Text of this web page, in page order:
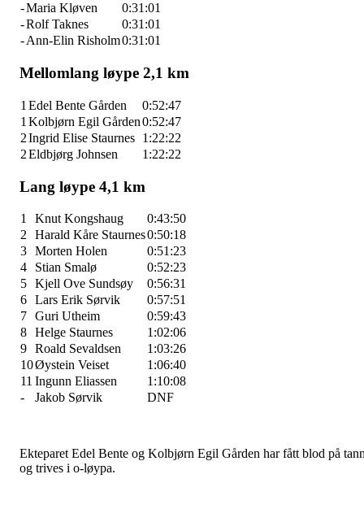
-Maria Kløven
0:31:01
-Rolf Taknes
0:31:01
-Ann-Elin Risholm0:31:01
Mellomlang løype 2,1 km
1 Edel Bente Gården
0:52:47
1 Kolbjørn Egil Gården0:52:47
2Ingrid Elise Staurnes 1:22:22
2Eldbjørg Johnsen 1:22:22
Lang løype 4,1 km
1 Knut Kongshaug
0:43:50
2
Harald Kåre Staurnes0:50:18
3 Morten Holen
0:51:23
4
Stian Smalø
0:52:23
5 Kjell Ove Sundsøy
0:56:31
6 Lars Erik Sørvik
0:57:51
7 Guri Utheim
0:59:43
8 Helge Staurnes
1:02:06
9 Roald Sevaldsen
1:03:26
10Øystein Veiset
1:06:40
11 Ingunn Eliassen
1:10:08
-
Jakob Sørvik DNF
Ekteparet Edel Bente og Kolbjørn Egil Gården har fått blod på
og trives i o-løypa.